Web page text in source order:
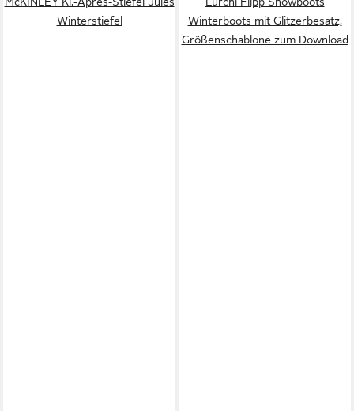
Winterstiefel
Winterboots mit Glitzerbesatz,
Größenschablone zum Download